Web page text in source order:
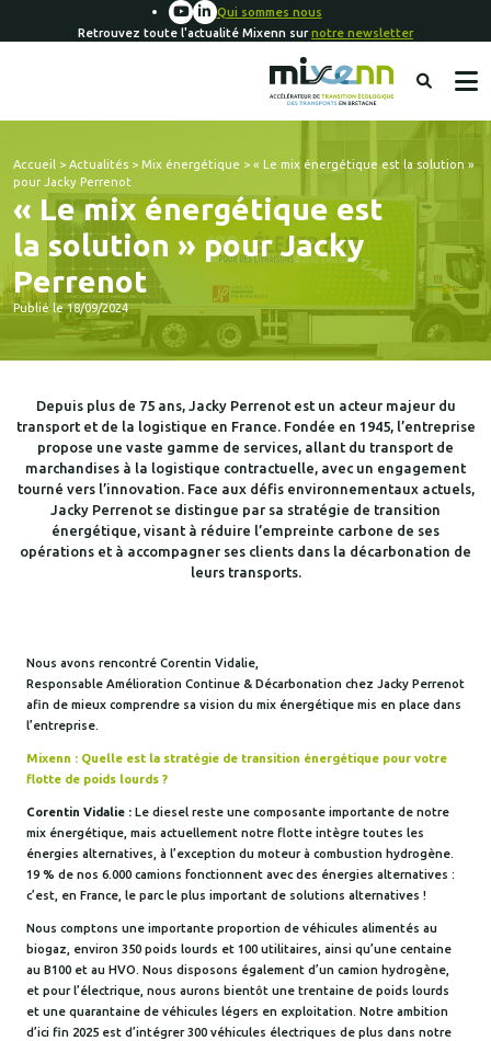
Qui sommes nous
Retrouvez toute l'actualité Mixenn surnotre newsletter
Accueil > Actualités > Mix énergétique > « Le mix énergétique est la solution »
pour Jacky Perrenot
« Le mix énergétique est
la solution » pour Jacky
Perrenot
Publié le 18/09/2024
Depuis plus de 75 ans, Jacky Perrenot est un acteur majeur du
transport et de la logistique en France. Fondée en 1945, l’entreprise
propose une vaste gamme de services, allant du transport de
marchandises à la logistique contractuelle, avec un engagement
tourné vers l’innovation. Face aux défis environnementaux actuels,
Jacky Perrenot se distingue par sa stratégie de transition
énergétique, visant à réduire l’empreinte carbone de ses
opérations et à accompagner ses clients dans la décarbonation de
leurs transports.
Nous avons rencontré Corentin Vidalie,
Responsable Amélioration Continue & Décarbonation chez Jacky Perrenot
afin de mieux comprendre sa vision du mix énergétique mis en place dans
l’entreprise.
Mixenn : Quelle est la stratégie de transition énergétique pour votre
flotte de poids lourds ?
Corentin Vidalie : Le diesel reste une composante importante de notre
mix énergétique, mais actuellement notre flotte intègre toutes les
énergies alternatives, à l’exception du moteur à combustion hydrogène.
19 % de nos 6.000 camions fonctionnent avec des énergies alternatives :
c’est, en France, le parc le plus important de solutions alternatives !
Nous comptons une importante proportion de véhicules alimentés au
biogaz, environ 350 poids lourds et 100 utilitaires, ainsi qu’une centaine
au B100 et au HVO. Nous disposons également d’un camion hydrogène,
et pour l’électrique, nous aurons bientôt une trentaine de poids lourds
et une quarantaine de véhicules légers en exploitation. Notre ambition
d’ici fin 2025 est d’intégrer 300 véhicules électriques de plus dans notre